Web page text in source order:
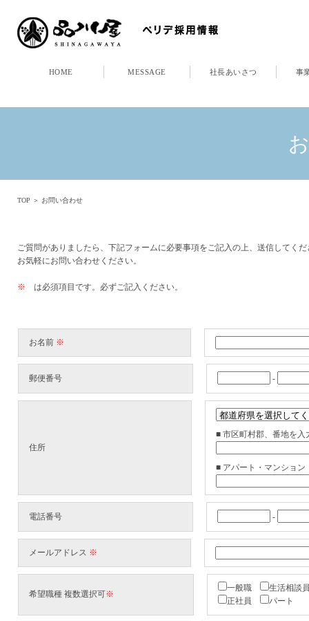
HOME MESSAGE 社長あいさつ 事
TOP ＞ お問い合わせ
ご質問がありましたら、下記フォームに必要事項をご記入の上、送信してくだ
お気軽にお問い合わせください。
※ は必須項目です。必ずご記入ください。
お名前 ※
郵便番号 -
住所
■ 市区町村郡、番地を入
■ アパート・マンショ
電話番号 -
メールアドレス ※
希望職種 複数選択可※
一般職
生活相
正社員
パート